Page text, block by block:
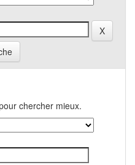
chercher mieux.